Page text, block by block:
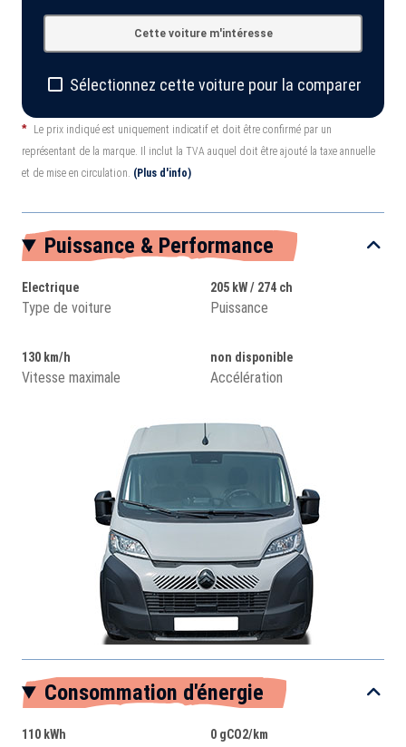
Cette voiture m'intéresse
Sélectionnez cette voiture pour la comparer
*
Le prix indiqué est uniquement indicatif et doit être confirmé par un
représentant de la marque. Il inclut la TVA auquel doit être ajouté la taxe annuelle
et de mise en circulation. (Plus d'info)
Puissance & Performance
Electrique
Type de voiture
205 kW / 274 ch
Puissance
130 km/h
Vitesse maximale
non disponible
Accélération
Consommation d'énergie
110 kWh 0 gCO2/km